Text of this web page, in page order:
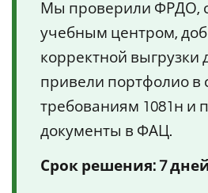
Мы проверили ФРДО,
учебным центром,
корректной выгрузки
привели портфолио в
требованиям 1081н и
документы в ФАЦ.
Срок решения: 7